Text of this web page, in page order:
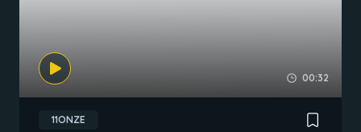
00:32
11ONZE